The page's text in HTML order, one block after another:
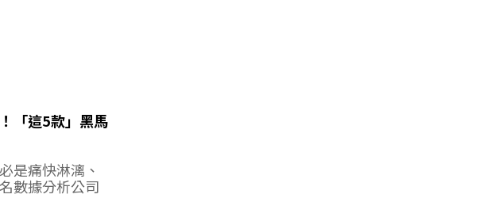
「這5款」黑馬
是痛快淋漓、
數據分析公司